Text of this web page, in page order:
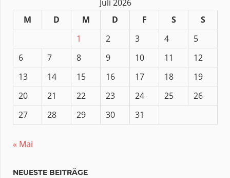
Juli 2026
M
D M D F S
S
1
2 3 4
5
6
7 8 9 10 11
12
13
14 15 16 17 18
19
20
21 22 23 24 25
26
27
28 29 30 31
« Mai
NEUESTE BEITRÄGE